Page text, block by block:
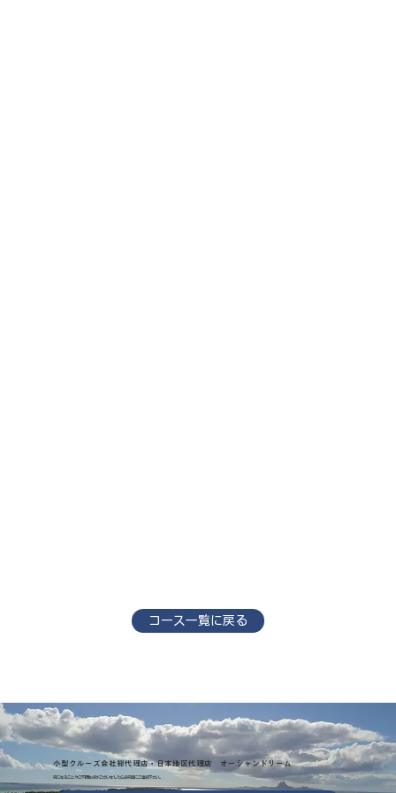
コース一覧に戻る
小型クルーズ会社総代理店・日本地区代理店 オーシャンドリーム
気になることやご不明な点がございましたらお気軽にご連絡下さい。